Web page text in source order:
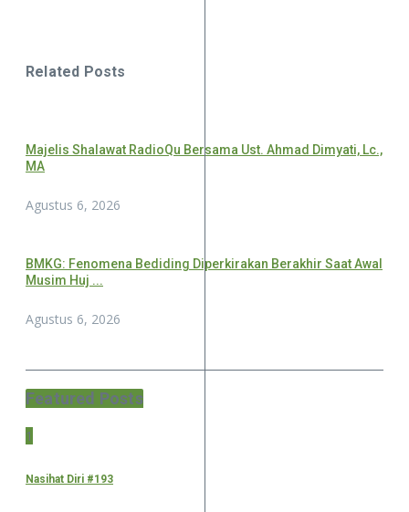
Related Posts
Majelis Shalawat RadioQu Bersama Ust. Ahmad Dimyati, Lc.,
MA
Agustus 6, 2026
BMKG: Fenomena Bediding Diperkirakan Berakhir Saat Awal
Musim Huj ...
Agustus 6, 2026
Featured Posts
1
Nasihat Diri #193